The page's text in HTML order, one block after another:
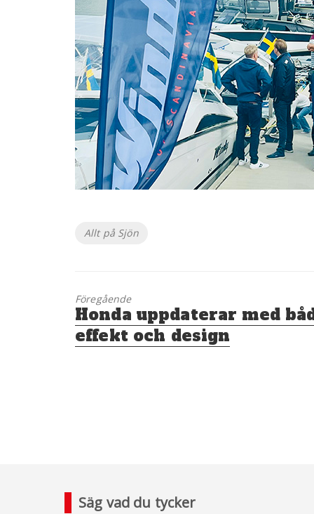
Etiketter
Allt på Sjön
Föregående
Föregående
inlägg:
Honda uppdaterar med
effekt och design
Säg vad du tycker